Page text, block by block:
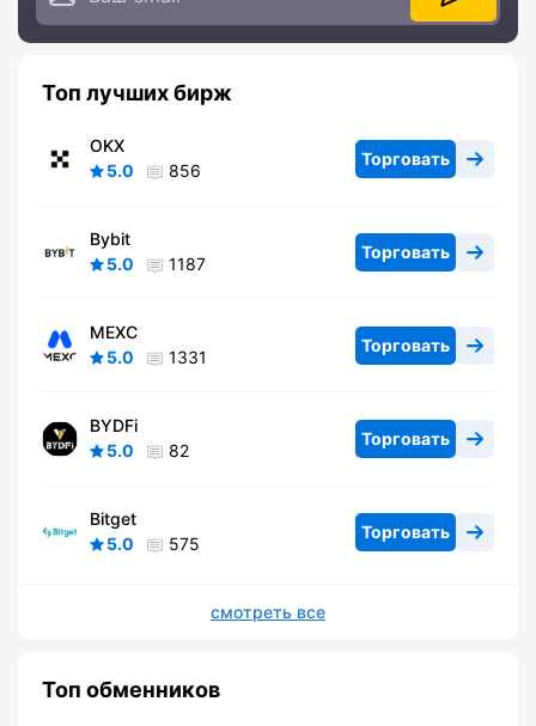
Топ лучших бирж
OKX
5.0
856
Торговать
Bybit
5.0
1187
Торговать
MEXC
5.0
1331
Торговать
BYDFi
5.0
82
Торговать
Bitget
5.0
575
Торговать
смотреть все
Топ обменников